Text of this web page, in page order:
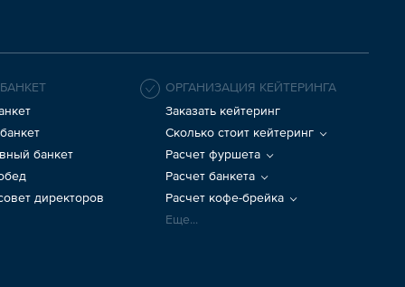
банкет
директоров
ОРГАНИЗАЦИЯ КЕЙТЕРИНГА
Заказать кейтеринг
Сколько стоит кейтеринг
Расчет фуршета
Расчет банкета
Расчет кофе-брейка
Еще...